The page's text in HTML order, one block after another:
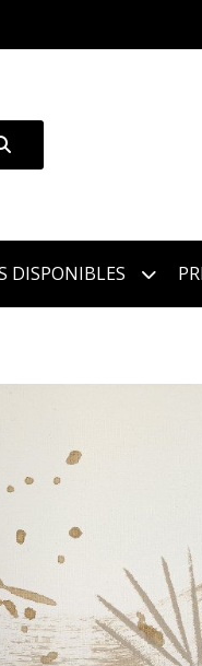
DISPONIBLES